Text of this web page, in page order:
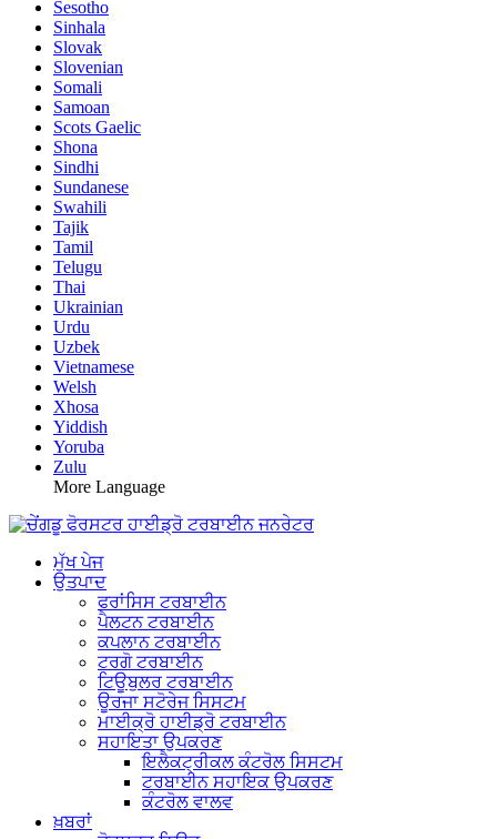
Sesotho
Sinhala
Slovak
Slovenian
Somali
Samoan
Scots Gaelic
Shona
Sindhi
Sundanese
Swahili
Tajik
Tamil
Telugu
Thai
Ukrainian
Urdu
Uzbek
Vietnamese
Welsh
Xhosa
Yiddish
Yoruba
Zulu
More Language
ਮੁੱਖ ਪੇਜ
ਉਤਪਾਦ
ਫਰਾਂਸਿਸ ਟਰਬਾਈਨ
ਪੈਲਟਨ ਟਰਬਾਈਨ
ਕਪਲਾਨ ਟਰਬਾਈਨ
ਟਰਗੋ ਟਰਬਾਈਨ
ਟਿਊਬੁਲਰ ਟਰਬਾਈਨ
ਊਰਜਾ ਸਟੋਰੇਜ ਸਿਸਟਮ
ਮਾਈਕ੍ਰੋ ਹਾਈਡ੍ਰੋ ਟਰਬਾਈਨ
ਸਹਾਇਤਾ ਉਪਕਰਣ
ਇਲੈਕਟ੍ਰੀਕਲ ਕੰਟਰੋਲ ਸਿਸਟਮ
ਟਰਬਾਈਨ ਸਹਾਇਕ ਉਪਕਰਣ
ਕੰਟਰੋਲ ਵਾਲਵ
ਖ਼ਬਰਾਂ